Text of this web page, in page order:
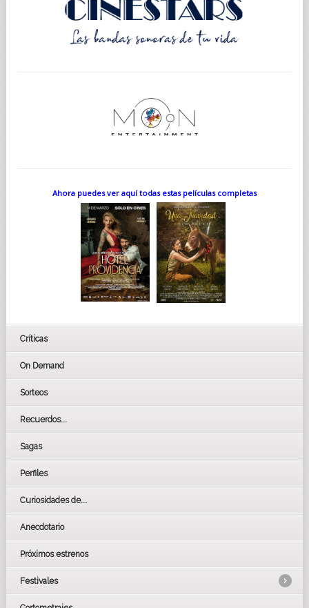
Ahora puedes ver aquí todas estas películas completas
Críticas
On Demand
Sorteos
Recuerdos...
Sagas
Perfiles
Curiosidades de...
Anecdotario
Próximos estrenos
Festivales